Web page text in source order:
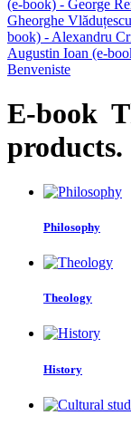
(e-book) - George
Gheorghe Vlăduțescu
book) - Alexandru
Augustin Ioan (e-
Benveniste
E-book
products.
Philosophy
Theology
History